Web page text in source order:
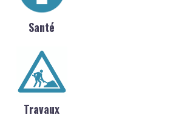
Santé
Travaux